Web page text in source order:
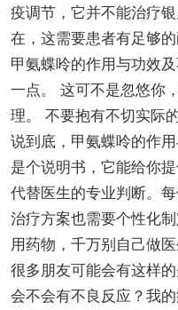
疫调节，它并不能治疗
在，这需要患者有足够
甲氨蝶呤的作用与功效
一点。 这可不是忽悠你
理。 不要抱有不切实际的
说到底，甲氨蝶呤的作
是个说明书，它能给你
代替医生的专业判断。
治疗方案也需要个性化
用药物，千万别自己做
很多朋友可能会有这样
会不会有不良反应？我